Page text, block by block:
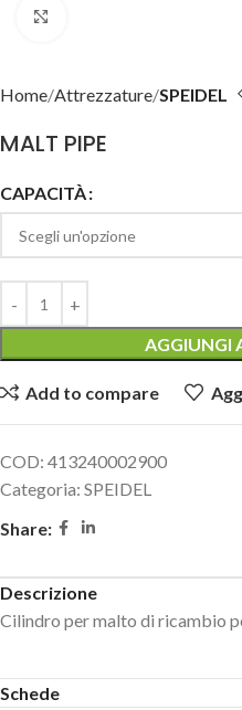
Home Attrezzature SPEIDEL
MALT PIPE
CAPACITÀ
AGGIUNGI
Add to compare
COD: 413240002900
Categoria: SPEIDEL
Share:
Descrizione
Cilindro per malto di ricambio
Schede